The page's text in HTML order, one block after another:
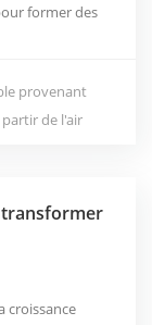
former des
filets. Chaque
provenant
de l'air
transformer
croissance